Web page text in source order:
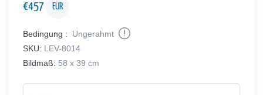
€457 EUR
Bedingung :
Ungerahmt
SKU: LEV-8014
Bildmaß: 58 x 39 cm